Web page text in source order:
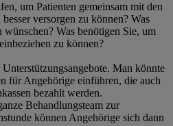
um Patienten gemeinsam mit den
versorgen zu können? Was
Was benötigen Sie, um
zu können?
Man könnte
für Angehörige einführen, die auch
bezahlt werden.
Behandlungsteam zur
können Angehörige sich dann